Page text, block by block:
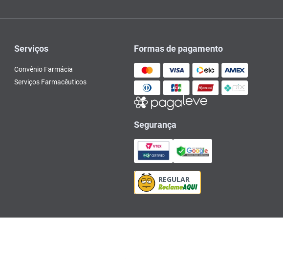
Serviços
Convênio Farmácia
Serviços Farmacêuticos
Formas de pagamento
Segurança